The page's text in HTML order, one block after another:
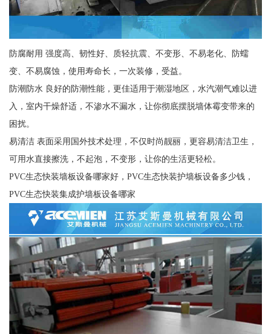
防腐耐用 强度高、韧性好、质轻抗震、不变形、不易老化、防蠕
变、不易腐蚀，使用寿命长，一次装修，受益。
防潮防水 良好的防潮性能，更佳适用于潮湿地区，水汽潮气难以进
入，室内干燥舒适，不渗水不漏水，让你彻底摆脱墙体霉变带来的
困扰。
易清洁 表面采用国外技术处理，不仅时尚靓丽，更容易清洁卫生，
可用水直接擦洗，不起泡，不变形，让你的生活更轻松。
PVC生态快装墙板设备哪家好，PVC生态快装护墙板设备多少钱，
PVC生态快装集成护墙板设备哪家